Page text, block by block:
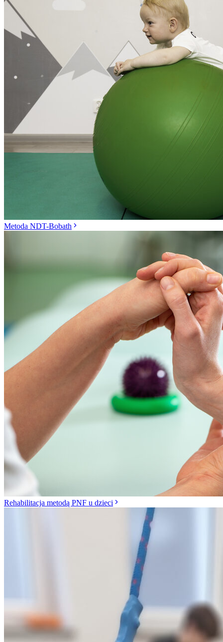
Metoda NDT-Bobath
Rehabilitacja metodą PNF u dzieci